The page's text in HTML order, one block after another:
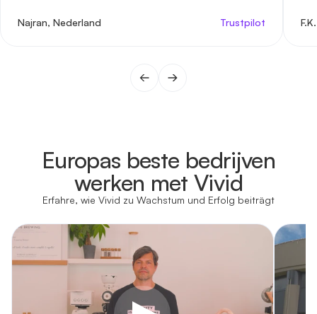
Najran, Nederland Trustpilot
Europas beste bedrijven
werken met Vivid
Erfahre, wie Vivid zu Wachstum und Erfolg beiträgt